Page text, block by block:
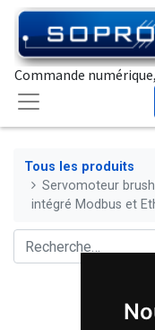
Commande numérique,
Tous les produits
Servomoteur
intégré Modbus et